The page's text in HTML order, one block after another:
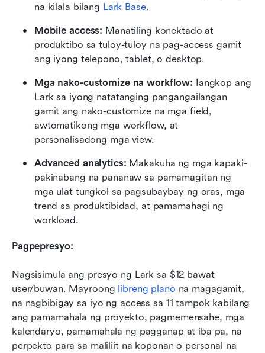
na kilala bilang Lark Base.
Mobile access: Manatiling konektado at
produktibo sa tuloy-tuloy na pag-access gamit
ang iyong telepono, tablet, o desktop.
Mga nako-customize na workflow: Iangkop ang
Lark sa iyong natatanging pangangailangan
gamit ang nako-customize na mga field,
awtomatikong mga workflow, at
personalisadong mga view.
Advanced analytics: Makakuha ng mga kapaki-
pakinabang na pananaw sa pamamagitan ng
mga ulat tungkol sa pagsubaybay ng oras, mga
trend sa produktibidad, at pamamahagi ng
workload.
Pagpepresyo:
Nagsisimula ang presyo ng Lark sa $12 bawat
user/buwan. Mayroong libreng plano na magagamit,
na nagbibigay sa iyo ng access sa 11 tampok kabilang
ang pamamahala ng proyekto, pagmemensahe, mga
kalendaryo, pamamahala ng pagganap at iba pa, na
perpekto para sa maliliit na koponan o personal na